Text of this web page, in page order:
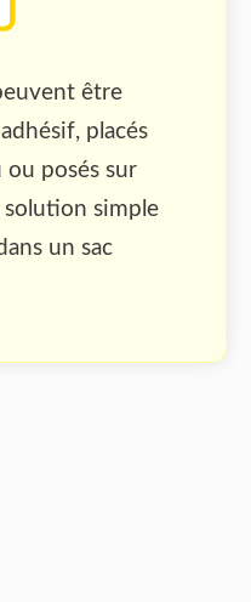
être
placés
ou posés sur
simple
un sac